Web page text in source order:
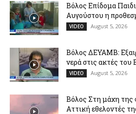
Βόλος Επίδομα
Αυγούστου η
VIDEO August 5, 2026
Βόλος ΔΕΥΑΜΒ:
νερά στις ακτές του
VIDEO August 5, 2026
Βόλος Στη μάχη της
Αττική εθελοντές